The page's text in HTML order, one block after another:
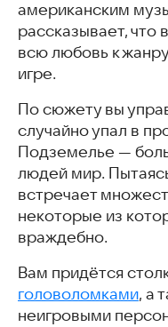
американским
рассказывает, что
всю любовь к
игре.
По сюжету вы
случайно упал в
Подземелье —
людей мир.
встречает
некоторые из
враждебно.
Вам придётся
головоломками, а
неигровыми